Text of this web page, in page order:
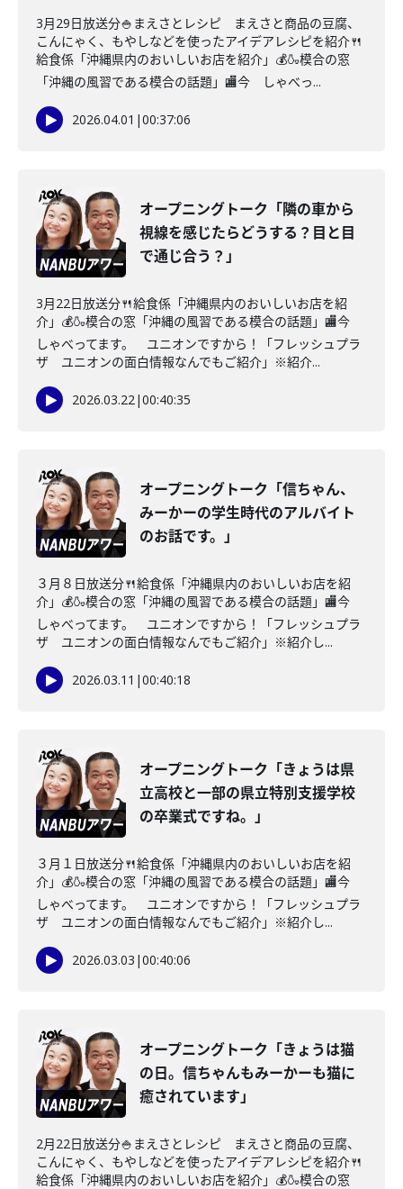
3月29日放送分🍚まえさとレシピ まえさと商品の豆腐、
こんにゃく、もやしなどを使ったアイデアレシピを紹介🍴
給食係「沖縄県内のおいしいお店を紹介」💰🍶模合の窓
「沖縄の風習である模合の話題」🏬今 しゃべっ...
2026.04.01 |00:37:06
オープニングトーク「隣の車から
視線を感じたらどうする？目と目
で通じ合う？」
3月22日放送分🍴給食係「沖縄県内のおいしいお店を紹
介」💰🍶模合の窓「沖縄の風習である模合の話題」🏬今
しゃべってます。 ユニオンですから！「フレッシュプラ
ザ ユニオンの面白情報なんでもご紹介」※紹介...
2026.03.22|00:40:35
オープニングトーク「信ちゃん、
みーかーの学生時代のアルバイト
のお話です。」
３月８日放送分🍴給食係「沖縄県内のおいしいお店を紹
介」💰🍶模合の窓「沖縄の風習である模合の話題」🏬今
しゃべってます。 ユニオンですから！「フレッシュプラ
ザ ユニオンの面白情報なんでもご紹介」※紹介し...
2026.03.11 |00:40:18
オープニングトーク「きょうは県
立高校と一部の県立特別支援学校
の卒業式ですね。」
３月１日放送分🍴給食係「沖縄県内のおいしいお店を紹
介」💰🍶模合の窓「沖縄の風習である模合の話題」🏬今
しゃべってます。 ユニオンですから！「フレッシュプラ
ザ ユニオンの面白情報なんでもご紹介」※紹介し...
2026.03.03 |00:40:06
オープニングトーク「きょうは猫
の日。信ちゃんもみーかーも猫に
癒されています」
2月22日放送分🍚まえさとレシピ まえさと商品の豆腐、
こんにゃく、もやしなどを使ったアイデアレシピを紹介🍴
給食係「沖縄県内のおいしいお店を紹介」💰🍶模合の窓